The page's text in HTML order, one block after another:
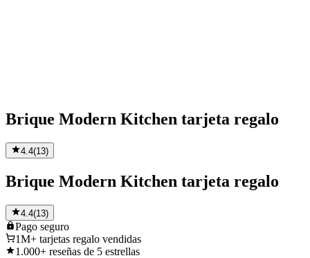
Brique Modern Kitchen tarjeta regalo
4.4(13)
Brique Modern Kitchen tarjeta regalo
4.4(13)
Pago seguro
1M+ tarjetas regalo vendidas
1.000+ reseñas de 5 estrellas